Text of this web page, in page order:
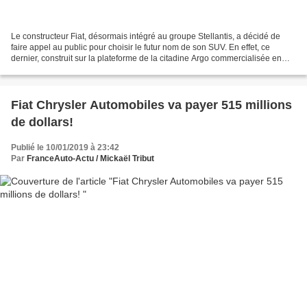
Le constructeur Fiat, désormais intégré au groupe Stellantis, a décidé de
faire appel au public pour choisir le futur nom de son SUV. En effet, ce
dernier, construit sur la plateforme de la citadine Argo commercialisée en
Fiat Chrysler Automobiles va payer 515 millions
de dollars!
Publié le 10/01/2019 à 23:42
Par FranceAuto-Actu / Mickaël Tribut